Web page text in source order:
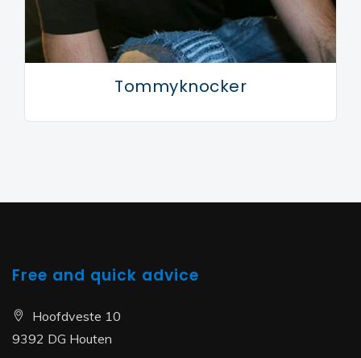
Tommyknocker
Free and quick advice
Hoofdveste 10
9392 DG Houten